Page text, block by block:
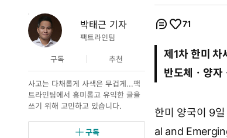
2
1
월
1
5
시
멘
개
요
71
박태근 기자
팩트라인팀
구독 추천
사고는 다채롭게 사색은 무겁게...팩
트라인팀에서 흥미롭고 유익한 글을
쓰기 위해 고민하고 있습니다.
구독
제1차 한미 차
반도체ㆍ양자
한미 양국이 9
al and